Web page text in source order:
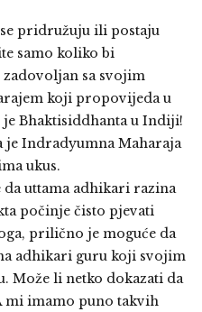
pridružuju ili postaju
samo koliko bi
zadovoljan sa svojim
koji propovijeda u
Bhaktisiddhanta u Indiji!
je Indradyumna Maharaja
ukus.
uttama adhikari razina
počinje čisto pjevati
prilično je moguće da
adhikari guru koji svojim
Može li netko dokazati da
mi imamo puno takvih